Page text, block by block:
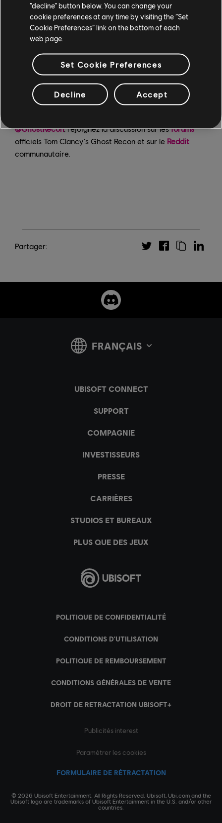
Les intels sur cette opération étant classés top secret,
les Ghosts n'ont pas été en mesure d'y accéder. Les
détails de mission seront communiqués dans le courant
opérations à ce jour.
Créneau de sortie :automne
Pour obtenir les dernières actus sur Tom Clancy's
@GhostRecon, rejoignez la discussion sur lesforums
officiels Tom Clancy's Ghost Recon et sur le Reddit
communautaire.
Partager:
“decline” button below. You can change your
cookie preferences at any time by visiting the “Set
Cookie Preferences” link on the bottom of each
web page.
Set Cookie Preferences
Decline Accept